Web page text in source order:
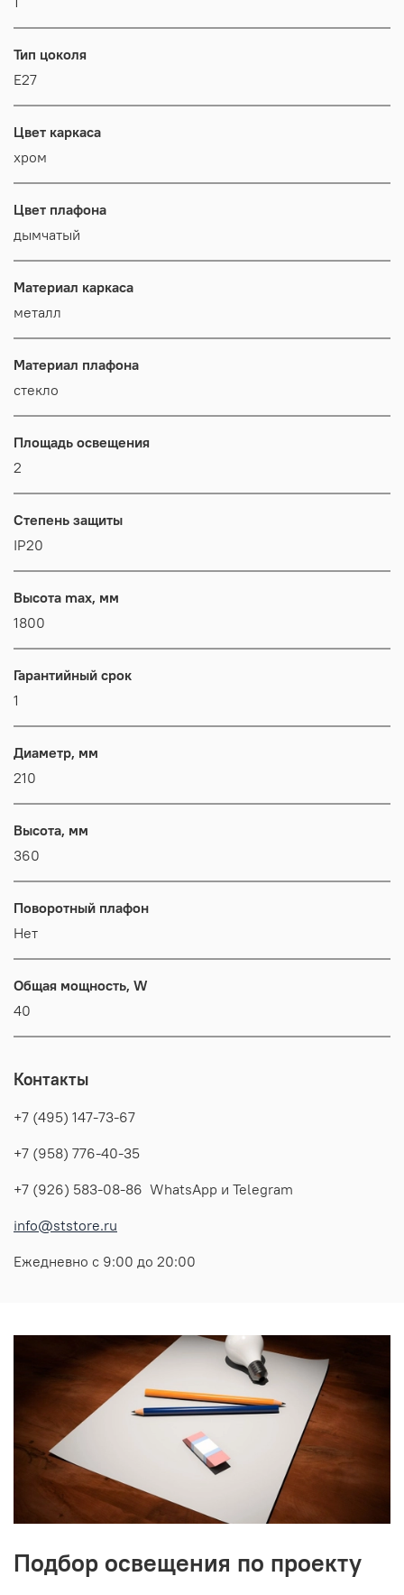
Тип цоколя
E27
Цвет каркаса
хром
Цвет плафона
дымчатый
Материал каркаса
металл
Материал плафона
стекло
Площадь освещения
2
Степень защиты
IP20
Высота max, мм
1800
Гарантийный срок
1
Диаметр, мм
210
Высота, мм
360
Поворотный плафон
Нет
Общая мощность, W
40
Контакты
+7 (495) 147-73-67
+7 (958) 776-40-35
+7 (926) 583-08-86 WhatsApp и Telegram
info@ststore.ru
Ежедневно с 9:00 до 20:00
Подбор освещения по проекту